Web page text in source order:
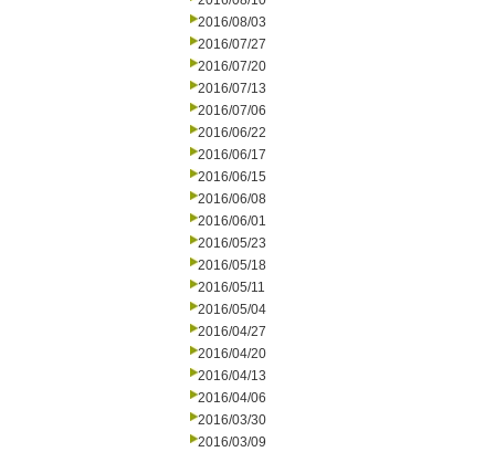
2016/08/03
2016/07/27
2016/07/20
2016/07/13
2016/07/06
2016/06/22
2016/06/17
2016/06/15
2016/06/08
2016/06/01
2016/05/23
2016/05/18
2016/05/11
2016/05/04
2016/04/27
2016/04/20
2016/04/13
2016/04/06
2016/03/30
2016/03/09